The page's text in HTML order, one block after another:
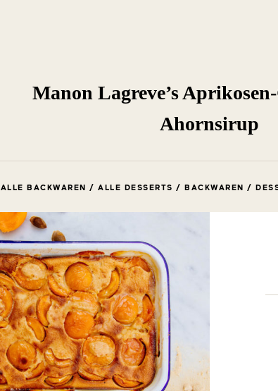
Manon Lagreve’s
Ahornsirup
ALLE BACKWAREN / ALLE DESSERTS / BACKWAREN /